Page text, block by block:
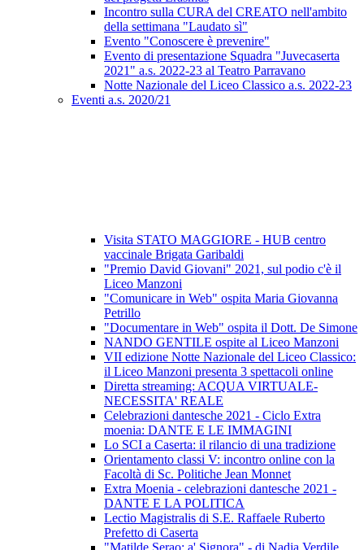
Incontro sulla CURA del CREATO nell'ambito
della settimana "Laudato sì"
Evento "Conoscere è prevenire"
Evento di presentazione Squadra "Juvecaserta
2021" a.s. 2022-23 al Teatro Parravano
Notte Nazionale del Liceo Classico a.s. 2022-23
Eventi a.s. 2020/21
Visita STATO MAGGIORE - HUB centro
vaccinale Brigata Garibaldi
"Premio David Giovani" 2021, sul podio c'è il
Liceo Manzoni
"Comunicare in Web" ospita Maria Giovanna
Petrillo
"Documentare in Web" ospita il Dott. De Simone
NANDO GENTILE ospite al Liceo Manzoni
VII edizione Notte Nazionale del Liceo Classico:
il Liceo Manzoni presenta 3 spettacoli online
Diretta streaming: ACQUA VIRTUALE-
NECESSITA' REALE
Celebrazioni dantesche 2021 - Ciclo Extra
moenia: DANTE E LE IMMAGINI
Lo SCI a Caserta: il rilancio di una tradizione
Orientamento classi V: incontro online con la
Facoltà di Sc. Politiche Jean Monnet
Extra Moenia - celebrazioni dantesche 2021 -
DANTE E LA POLITICA
Lectio Magistralis di S.E. Raffaele Ruberto
Prefetto di Caserta